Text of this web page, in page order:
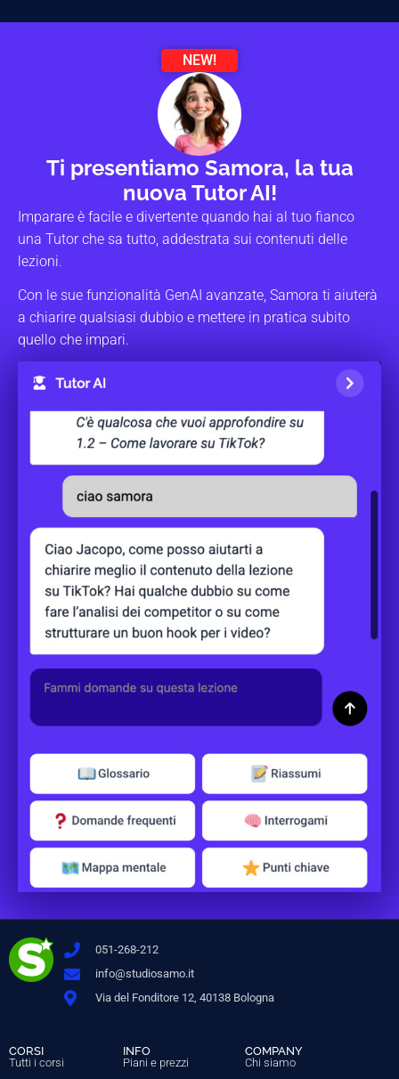
NEW!
Ti presentiamo Samora, la tua
nuova Tutor AI!
Imparare è facile e divertente quando hai al tuo fianco
una Tutor che sa tutto, addestrata sui contenuti delle
lezioni.
Con le sue funzionalità GenAI avanzate, Samora ti aiuterà
a chiarire qualsiasi dubbio e mettere in pratica subito
quello che impari.
051-268-212
info@studiosamo.it
Via del Fonditore 12, 40138 Bologna
CORSI
Tutti i corsi
INFO
Piani e prezzi
COMPANY
Chi siamo